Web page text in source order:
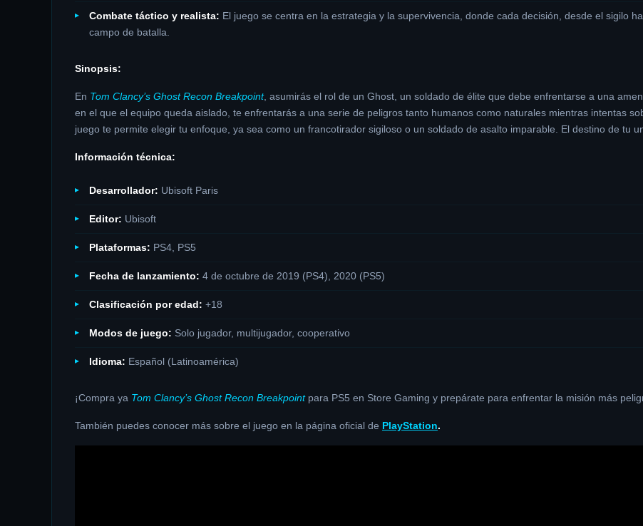
Combate táctico y realista: El juego se centra en la estrategia y la supervivencia, donde cada decisión, desde el sigilo
campo de batalla.
Sinopsis:
En Tom Clancy’s Ghost Recon Breakpoint, asumirás el rol de un Ghost, un soldado de élite que debe enfrentarse a una
en el que el equipo queda aislado, te enfrentarás a una serie de peligros tanto humanos como naturales mientras intentas
juego te permite elegir tu enfoque, ya sea como un francotirador sigiloso o un soldado de asalto imparable. El destino de tu
Información técnica:
Desarrollador: Ubisoft Paris
Editor: Ubisoft
Plataformas: PS4, PS5
Fecha de lanzamiento: 4 de octubre de 2019 (PS4), 2020 (PS5)
Clasificación por edad: +18
Modos de juego: Solo jugador, multijugador, cooperativo
Idioma: Español (Latinoamérica)
¡Compra ya Tom Clancy’s Ghost Recon Breakpointpara PS5 en Store Gaming y prepárate para enfrentar la misión más
También puedes conocer más sobre el juego en la página oficial de PlayStation.